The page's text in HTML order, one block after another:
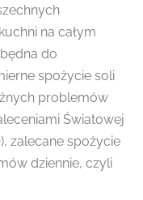
na całym
do
spożycie soli
problemów
Światowej
zalecane spożycie
dziennie, czyli